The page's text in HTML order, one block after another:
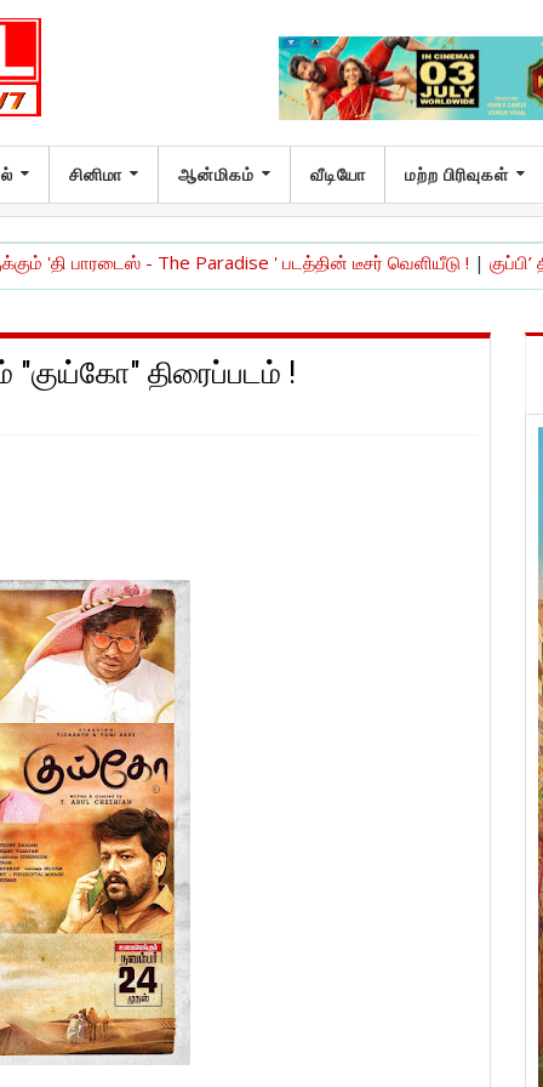
சினிமா ஆன்மிகம் வீடியோ மற்ற பிரிவுகள்
- The Paradise ' படத்தின் டீசர் வெளியீடு !|குப்பி’
"குய்கோ" திரைப்படம் !